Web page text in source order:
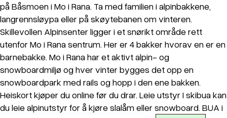
på Båsmoen i Mo i Rana. Ta med familien i alpinbakkene,
langrennsløypa eller på skøytebanen om vinteren.
Skillevollen Alpinsenter ligger i et snørikt område rett
utenfor Mo i Rana sentrum. Her er 4 bakker hvorav en er en
barnebakke. Mo i Rana har et aktivt alpin- og
snowboardmiljø og hver vinter bygges det opp en
snowboardpark med rails og hopp i den ene bakken.
Heiskort kjøper du online før du drar. Leie utstyr I skibua kan
du leie alpinutstyr for å kjøre slalåm eller snowboard. BUA i